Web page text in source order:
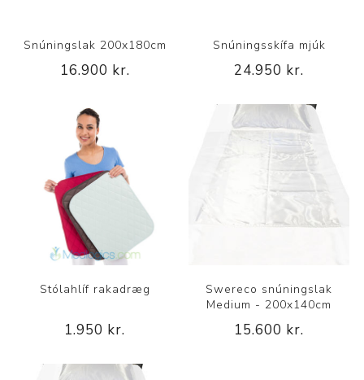
Snúningslak 200x180cm
16.900 kr.
Snúningsskífa mjúk
24.950 kr.
Stólahlíf rakadræg
1.950 kr.
Swereco snúningslak
Medium - 200x140cm
15.600 kr.